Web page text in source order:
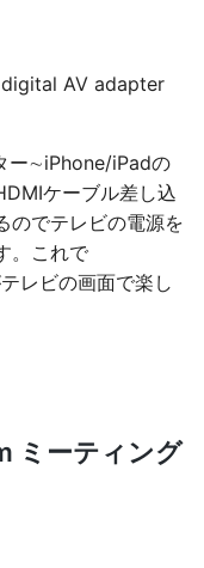
AV adapter
ー∼iPhone/iPadの
ケーブル差し込
のでテレビの電源を
。これで
レビの画面で楽し
ミーティング